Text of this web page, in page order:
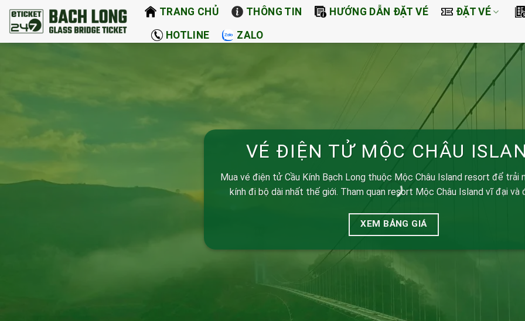
Bỏ
qua
TRANG CHỦ THÔNG TIN HƯỚNG DẪN ĐẶT VÉ
ĐẶT VÉ
HOTLINE
ZALO
VÉ ĐIỆN TỬ MỘC CHÂU
Mua vé điện tửCầu Kính Bạch Longthuộc Mộc Châu Island resort để trải
kính đi bộ dài nhất thế giới. Tham quan resort Mộc Châu Islandvĩ đại và
XEM BẢNG GIÁ